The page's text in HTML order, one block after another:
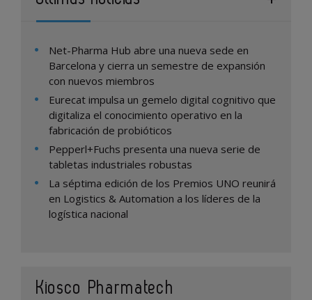
Net-Pharma Hub abre una nueva sede en
Barcelona y cierra un semestre de expansión
con nuevos miembros
Eurecat impulsa un gemelo digital cognitivo que
digitaliza el conocimiento operativo en la
fabricación de probióticos
Pepperl+Fuchs presenta una nueva serie de
tabletas industriales robustas
La séptima edición de los Premios UNO reunirá
en Logistics & Automation a los líderes de la
logística nacional
Kiosco Pharmatech